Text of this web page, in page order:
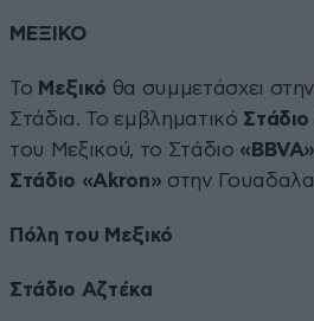
ΜΕΞΙΚΟ
Το Μεξικό θα συμμετάσχει στην
Στάδια. Το εμβληματικό
του Μεξικού, το Στάδιο «BBVA»
Στάδιο «Akron» στην
Πόλη του Μεξικό
Στάδιο Αζτέκα